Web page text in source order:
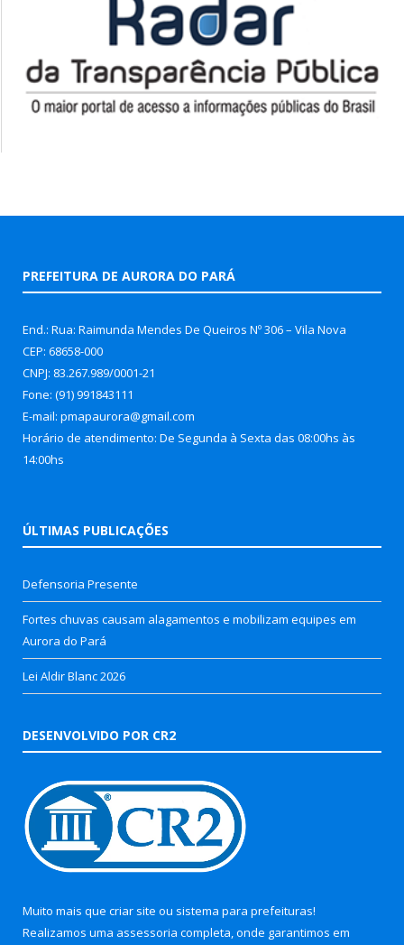
PREFEITURA DE AURORA DO PARÁ
End.: Rua: Raimunda Mendes De Queiros Nº 306 – Vila Nova
CEP: 68658-000
CNPJ: 83.267.989/0001-21
Fone: (91) 991843111
E-mail: pmapaurora@gmail.com
Horário de atendimento: De Segunda à Sexta das 08:00hs às
14:00hs
ÚLTIMAS PUBLICAÇÕES
Defensoria Presente
Fortes chuvas causam alagamentos e mobilizam equipes em
Aurora do Pará
Lei Aldir Blanc 2026
DESENVOLVIDO POR CR2
Muito mais que criar site ou sistema para prefeituras!
Realizamos uma assessoria completa, onde garantimos em